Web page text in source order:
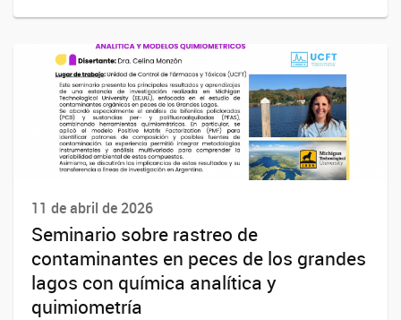
11 de abril de 2026
Seminario sobre rastreo de
contaminantes en peces de los grandes
lagos con química analítica y
quimiometría